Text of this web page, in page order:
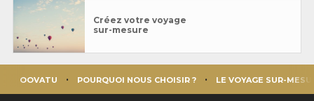
Créez votre voyage
sur-mesure
OOVATU POURQUOI NOUS CHOISIR ? LE VOYAGE SUR-